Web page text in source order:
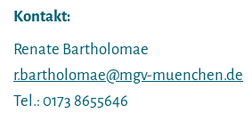
Kontakt:
Renate Bartholomae
r.bartholomae@mgv-muenchen.de
Tel.: 0173 8655646